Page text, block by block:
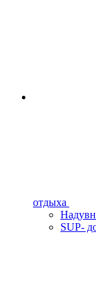
отдыха
SUP-